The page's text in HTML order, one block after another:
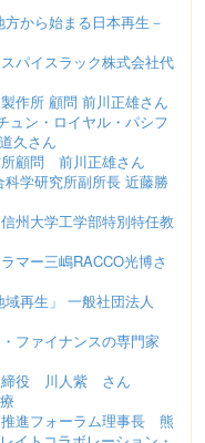
から始まる日本再生－
パイスラック株式会社代
作所 顧問 前川正雄さん
ュン・ロイヤル・パシフ
久さん
所顧問 前川正雄さん
学研究所副所長 近藤勝
州大学工学部特別特任教
マー三嶋RACCO光博さ
域再生」 一般社団法人
ファイナンスの専門家
締役 川人紫 さん
進フォーラム理事長 熊